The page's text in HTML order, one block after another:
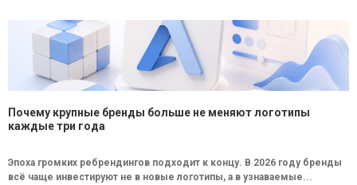
Почему крупные бренды больше не меняют логотипы
каждые три года
Эпоха громких ребрендингов подходит к концу. В 2026 году бренды
всё чаще инвестируют не в новые логотипы, а в узнаваемые...